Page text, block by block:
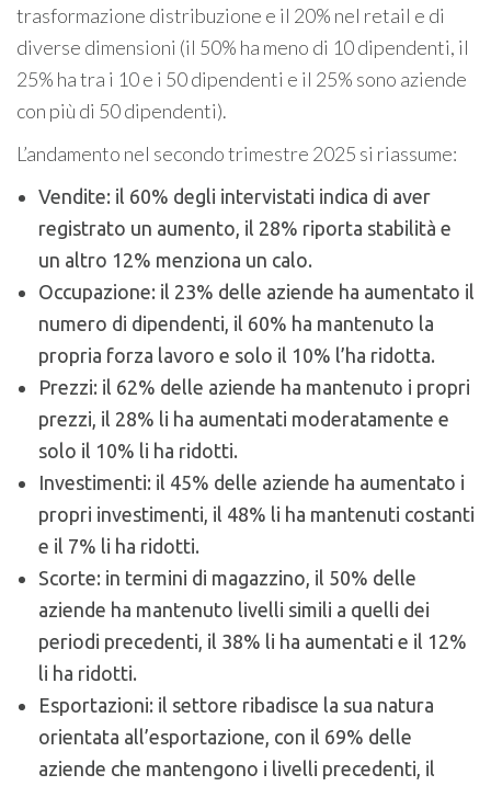
trasformazione distribuzione e il 20% nel retail e di
diverse dimensioni (il 50% ha meno di 10 dipendenti, il
25% ha tra i 10 e i 50 dipendenti e il 25% sono aziende
con più di 50 dipendenti).
L’andamento nel secondo trimestre 2025 si riassume:
Vendite: il 60% degli intervistati indica di aver
registrato un aumento, il 28% riporta stabilità e
un altro 12% menziona un calo.
Occupazione: il 23% delle aziende ha aumentato il
numero di dipendenti, il 60% ha mantenuto la
propria forza lavoro e solo il 10% l’ha ridotta.
Prezzi: il 62% delle aziende ha mantenuto i propri
prezzi, il 28% li ha aumentati moderatamente e
solo il 10% li ha ridotti.
Investimenti: il 45% delle aziende ha aumentato i
propri investimenti, il 48% li ha mantenuti costanti
e il 7% li ha ridotti.
Scorte: in termini di magazzino, il 50% delle
aziende ha mantenuto livelli simili a quelli dei
periodi precedenti, il 38% li ha aumentati e il 12%
li ha ridotti.
Esportazioni: il settore ribadisce la sua natura
orientata all’esportazione, con il 69% delle
aziende che mantengono i livelli precedenti, il